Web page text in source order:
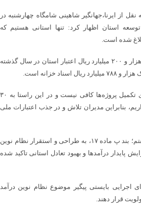
از ایرنا،جهانگیر شاهینی شامگاه چهارشنبه در
استان اظهار کرد: تنها استانی هستیم که
شده است.
وی همچنین گفت: از مجموع ۲۵ هزار و ۲۰۰ میلیارد ریال اعتبار استان در سال گذشته
وی افزود: اعتبارات استانی برای تکمیل پروژه‌ها کافی نیست و در این راستا به ۳۰
بنابراین مدیران تلاش و در جذب اعتبارات ملی
شاهینی عنوان کرد: در برنامه هفتم؛ بند پ ماده ۱۷، به طراحی و استقرار نظام نوین
پایدار درآمدها و بهبود تعادل استانی تاکید شده
اجرایی بایستی پیگیر موضوع نظام نوین درآمد
قرار دهند.